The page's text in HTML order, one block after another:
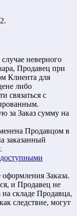
неверного
Продавец при
Клиента для
либо
связаться с
за Заказ сумму на
Продавцом в
заказанный
оформления Заказа.
и Продавец не
на складе Продавца,
следствие, могут